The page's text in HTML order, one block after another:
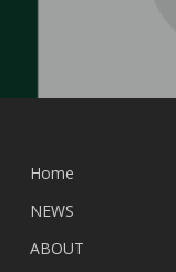
Home
NEWS
ABOUT